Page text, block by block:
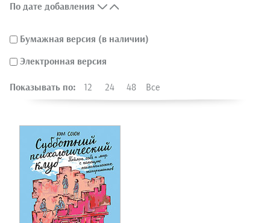
По дате добавления
Бумажная версия (в наличии)
Электронная версия
Показывать по: 12 24 48 Все